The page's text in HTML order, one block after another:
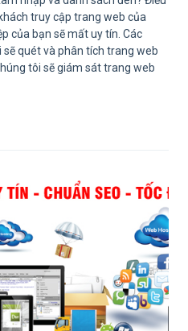
truy cập trang web của
của bạn sẽ mất uy tín. Các
quét và phân tích trang web
tôi sẽ giám sát trang web